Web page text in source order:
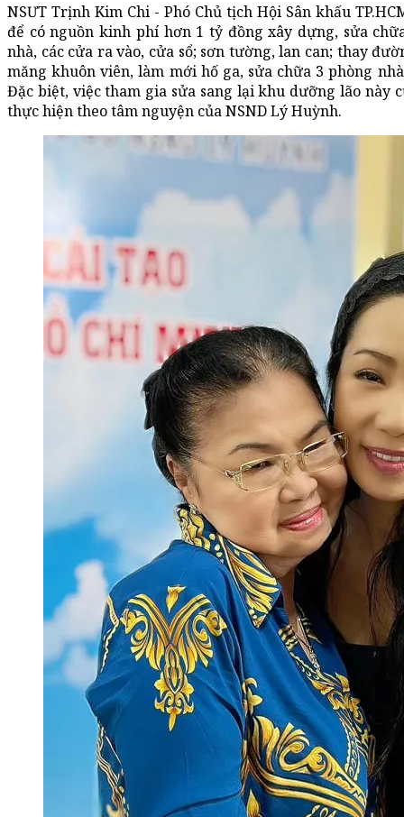
NSƯT Trịnh Kim Chi - Phó Chủ tịch Hội Sân khấu
để có nguồn kinh phí hơn 1 tỷ đồng xây dựng, sửa
nhà, các cửa ra vào, cửa sổ; sơn tường, lan can; thay
măng khuôn viên, làm mới hố ga, sửa chữa 3 phòng
Đặc biệt, việc tham gia sửa sang lại khu dưỡng lão này
thực hiện theo tâm nguyện của NSND Lý Huỳnh.